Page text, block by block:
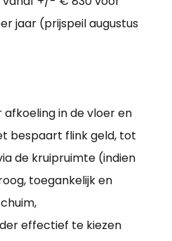
jaar (prijspeil augustus
in de vloer en
bespaart flink geld, tot
de kruipruimte (indien
toegankelijk en
effectief te kiezen